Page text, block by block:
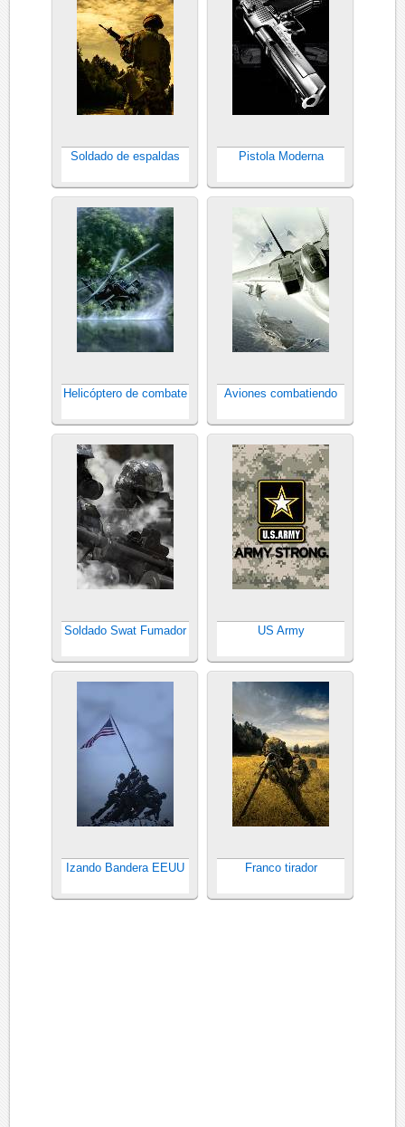
Soldado de espaldas Pistola Moderna
Helicóptero de combate Aviones combatiendo
Soldado Swat Fumador US Army
Izando Bandera EEUU Franco tirador